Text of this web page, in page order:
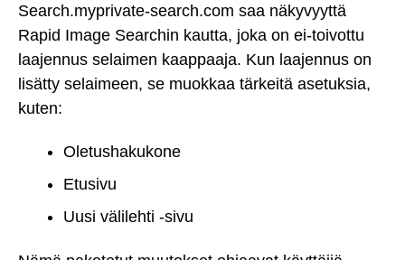
Search.myprivate-search.com saa näkyvyyttä
Rapid Image Searchin kautta, joka on ei-toivottu
laajennus selaimen kaappaaja. Kun laajennus on
lisätty selaimeen, se muokkaa tärkeitä asetuksia,
kuten:
Oletushakukone
Etusivu
Uusi välilehti -sivu